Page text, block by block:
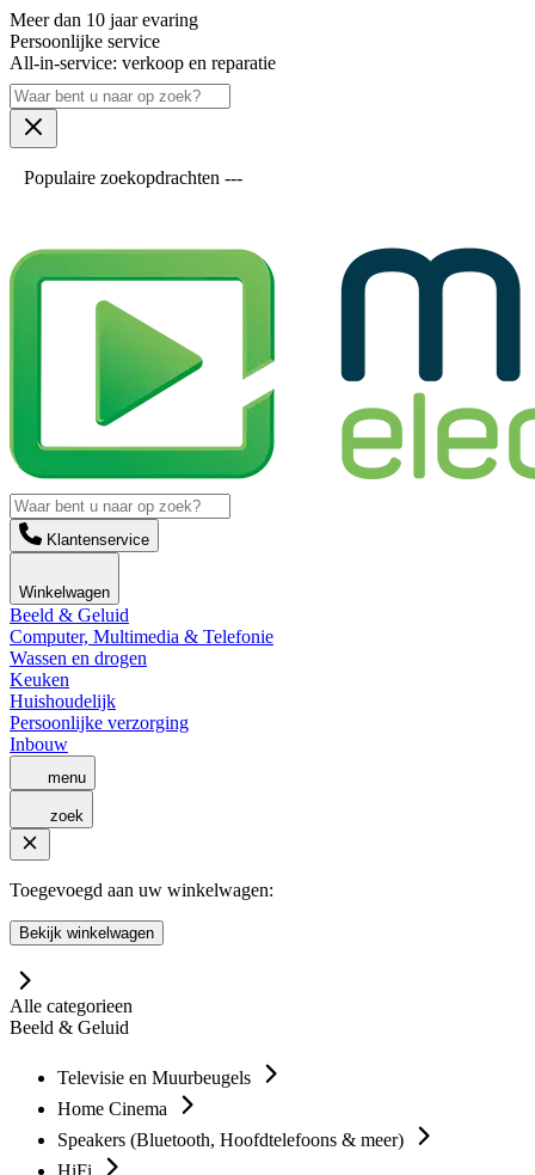
Meer dan 10 jaar evaring
Persoonlijke service
All-in-service: verkoop en reparatie
Populaire zoekopdrachten ---
Klantenservice
Winkelwagen
Beeld & Geluid
Computer, Multimedia & Telefonie
Wassen en drogen
Keuken
Huishoudelijk
Persoonlijke verzorging
Inbouw
menu
zoek
Toegevoegd aan uw winkelwagen:
Bekijk winkelwagen
Alle categorieen
Beeld & Geluid
Televisie en Muurbeugels
Home Cinema
Speakers (Bluetooth, Hoofdtelefoons & meer)
HiFi